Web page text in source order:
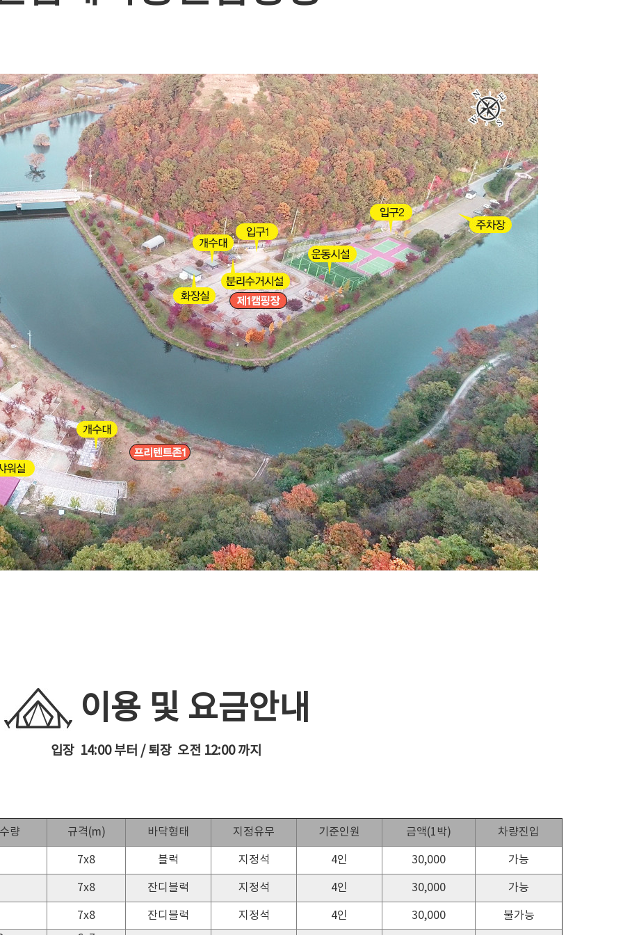
이용 및 요금안내
입장 14:00 부터 / 퇴장 오전 12:00 까지
량 규격(m) 바닥형태 지정유무 기준인원 금액(1박) 차량진입
7x8 블럭 지정석 4인 30,000 가능
7x8 잔디블럭 지정석 4인 30,000 가능
7x8 잔디블럭 지정석 4인 30,000
불가능